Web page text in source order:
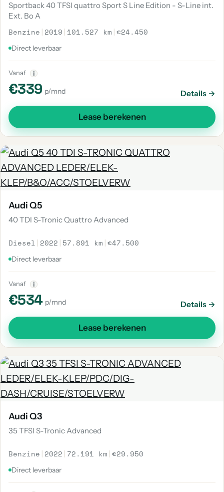
Sportback 40 TFSI quattro Sport S Line Edition - S-Line int.
Ext. Bo A
Benzine | 2019 | 101.527 km |€24.450
Direct leverbaar
Vanaf i
€339 p/mnd Details →
Lease berekenen
Audi Q5
40 TDI S-Tronic Quattro Advanced
Diesel | 2022 | 57.891 km |€47.500
Direct leverbaar
Vanaf i
€534 p/mnd Details →
Lease berekenen
Audi Q3
35 TFSI S-Tronic Advanced
Benzine | 2022 | 72.191 km |€29.950
Direct leverbaar